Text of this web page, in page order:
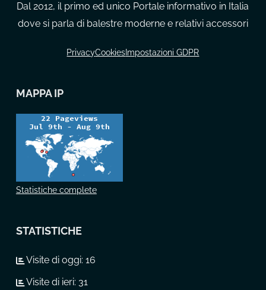
Dal 2012, il primo ed unico Portale informativo in Italia
dove si parla di balestre moderne e relativi accessori
PrivacyCookies Impostazioni GDPR
MAPPA IP
Statistiche complete
STATISTICHE
Visite di oggi: 16
Visite di ieri: 31